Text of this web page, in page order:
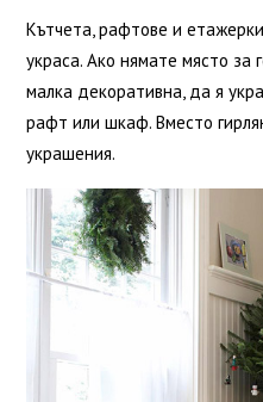
Кътчета, рафтове и
украса. Ако нямате място за
малка декоративна, да я
рафт или шкаф. Вместо
украшения.